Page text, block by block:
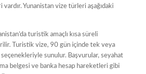
Yunanistan vize türleri aşağıdaki
turistik amaçlı kısa süreli
Turistik vize, 90 gün içinde tek veya
sunulur. Başvurular, seyahat
belgesi ve banka hesap hareketleri gibi